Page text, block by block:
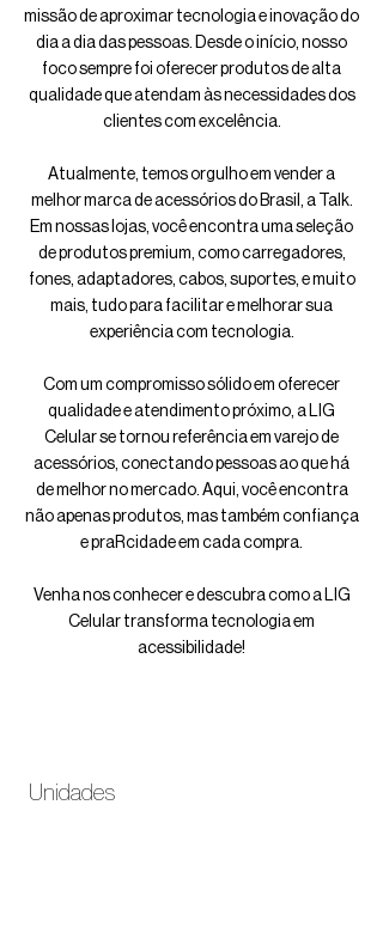
missão de aproximar tecnologia e inovação do
dia a dia das pessoas. Desde o início, nosso
foco sempre foi oferecer produtos de alta
qualidade que atendam às necessidades dos
clientes com excelência.
Atualmente, temos orgulho em vender a
melhor marca de acessórios do Brasil, a Talk.
Em nossas lojas, você encontra uma seleção
de produtos premium, como carregadores,
fones, adaptadores, cabos, suportes, e muito
mais, tudo para facilitar e melhorar sua
experiência com tecnologia.
Com um compromisso sólido em oferecer
qualidade e atendimento próximo, a LIG
Celular se tornou referência em varejo de
acessórios, conectando pessoas ao que há
de melhor no mercado. Aqui, você encontra
não apenas produtos, mas também confiança
e praRcidade em cada compra.
Venha nos conhecer e descubra como a LIG
Celular transforma tecnologia em
acessibilidade!
Unidades